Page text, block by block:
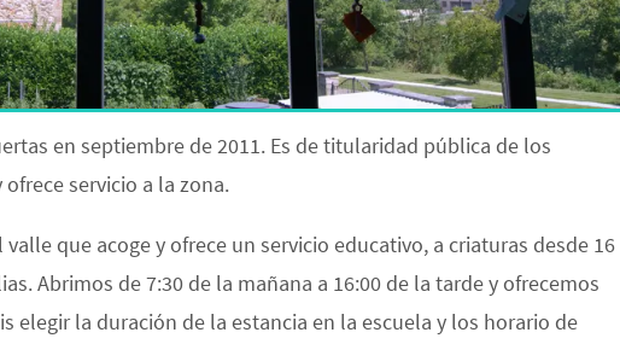
en septiembre de 2011. Es de titularidad pública de los
servicio a la zona.
que acoge y ofrece un servicio educativo, a criaturas desde 16
Abrimos de 7:30 de la mañana a 16:00 de la tarde y ofrecemos
elegir la duración de la estancia en la escuela y los horario de